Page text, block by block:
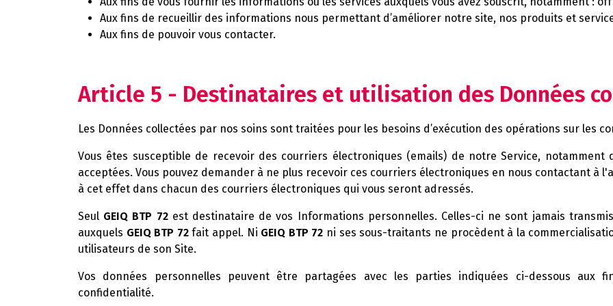
Aux fins de recueillir des informations nous permettant d’améliorer notre site, nos produits et
Aux fins de pouvoir vous contacter.
Article 5 - Destinataires et utilisation des Données
Les Données collectées par nos soins sont traitées pour les besoins d’exécution des opérations sur les
Vous êtes susceptible de recevoir des courriers électroniques (emails) de notre Service,
acceptées. Vous pouvez demander à ne plus recevoir ces courriers électroniques en nous contactant à
à cet effet dans chacun des courriers électroniques qui vous seront adressés.
Seul GEIQ BTP 72est destinataire de vos Informations personnelles. Celles-ci ne sont jamais
auxquels GEIQ BTP 72fait appel. Ni GEIQ BTP 72 ni ses sous-traitants ne procèdent à la
utilisateurs de son Site.
Vos données personnelles peuvent être partagées avec les parties indiquées ci-dessous aux
confidentialité.